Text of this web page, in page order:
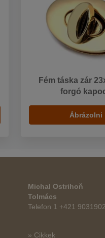
Fém táska zár
forgó
Ábrázolni
Michal Ostrihoň
Tolmács
Telefon 1 +421
» Cikkek